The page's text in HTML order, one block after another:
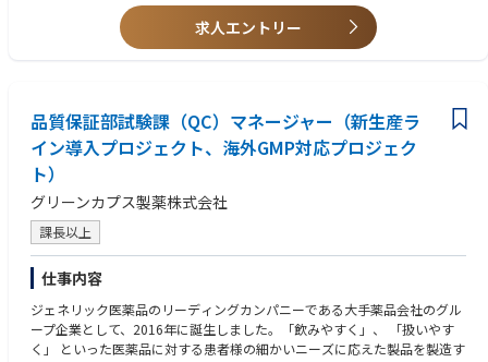
・査察・監査対応
求人エントリー
品質保証部試験課（QC）マネージャー（新生産ラ
イン導入プロジェクト、海外GMP対応プロジェク
ト）
グリーンカプス製薬株式会社
課長以上
仕事内容
ジェネリック医薬品のリーディングカンパニーである大手薬品会社のグル
ープ企業として、2016年に誕生しました。「飲みやすく」、 「扱いやす
く」 といった医薬品に対する患者様の細かいニーズに応えた製品を製造す